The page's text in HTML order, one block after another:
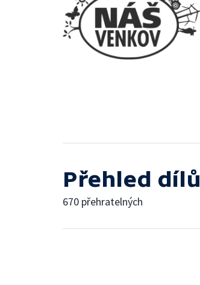
Přehled dílů
670 přehratelných